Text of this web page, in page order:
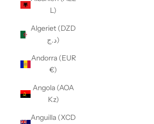
L)
Algeriet (DZD
د.ج)
Andorra (EUR
€)
Angola (AOA
Kz)
Anguilla (XCD